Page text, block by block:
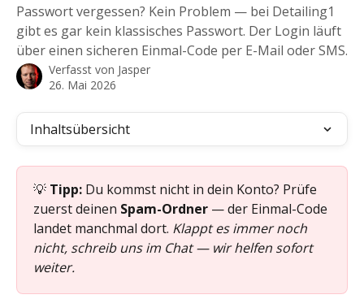
Passwort vergessen? Kein Problem — bei Detailing1
gibt es gar kein klassisches Passwort. Der Login läuft
über einen sicheren Einmal-Code per E-Mail oder SMS.
Verfasst von Jasper
26. Mai 2026
Inhaltsübersicht
💡 Tipp: Du kommst nicht in dein Konto? Prüfe
zuerst deinen Spam-Ordner — der Einmal-Code
landet manchmal dort. Klappt es immer noch
nicht, schreib uns im Chat — wir helfen sofort
weiter.